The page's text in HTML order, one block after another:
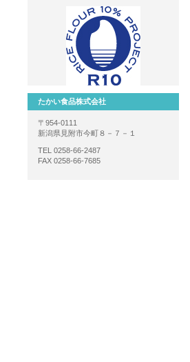
たかい食品株式会社
〒954-0111
新潟県見附市今町８－７－１
TEL 0258-66-2487
FAX 0258-66-7685